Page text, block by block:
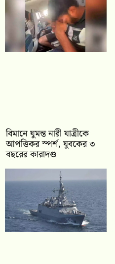
বিমানে ঘুমন্ত নারী যাত্রীকে
আপত্তিকর স্পর্শ, যুবকের ৩
বছরের কারাদণ্ড